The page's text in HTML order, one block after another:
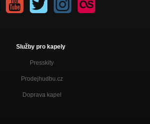
Služby pro kapely
Presskity
Prodejhudbu.cz
Doprava kapel